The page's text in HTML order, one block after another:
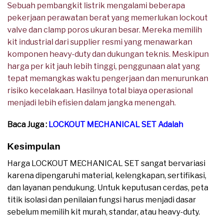
Sebuah pembangkit listrik mengalami beberapa
pekerjaan perawatan berat yang memerlukan lockout
valve dan clamp poros ukuran besar. Mereka memilih
kit industrial dari supplier resmi yang menawarkan
komponen heavy-duty dan dukungan teknis. Meskipun
harga per kit jauh lebih tinggi, penggunaan alat yang
tepat memangkas waktu pengerjaan dan menurunkan
risiko kecelakaan. Hasilnya total biaya operasional
menjadi lebih efisien dalam jangka menengah.
Baca Juga : LOCKOUT MECHANICAL SET Adalah
Kesimpulan
Harga LOCKOUT MECHANICAL SET sangat bervariasi
karena dipengaruhi material, kelengkapan, sertifikasi,
dan layanan pendukung. Untuk keputusan cerdas, peta
titik isolasi dan penilaian fungsi harus menjadi dasar
sebelum memilih kit murah, standar, atau heavy-duty.